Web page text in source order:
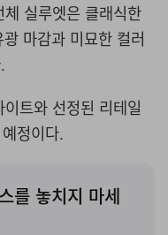
실루엣은 클래식한
마감과 미묘한 컬러
트와 선정된 리테일
정이다.
를 놓치지 마세